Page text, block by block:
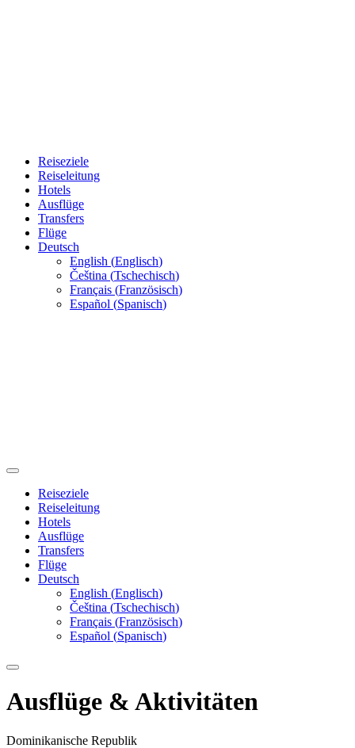
Reiseziele
Reiseleitung
Hotels
Ausflüge
Transfers
Flüge
Deutsch
English (Englisch)
Čeština (Tschechisch)
Français (Französisch)
Español (Spanisch)
Reiseziele
Reiseleitung
Hotels
Ausflüge
Transfers
Flüge
Deutsch
English (Englisch)
Čeština (Tschechisch)
Français (Französisch)
Español (Spanisch)
Ausflüge & Aktivitäten
Dominikanische Republik